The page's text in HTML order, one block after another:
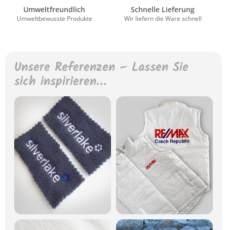
Umweltfreundlich
Umweltbewusste Produkte
Schnelle Lieferung
Wir liefern die Ware schnell
Unsere Referenzen – Lassen Sie
sich inspirieren…